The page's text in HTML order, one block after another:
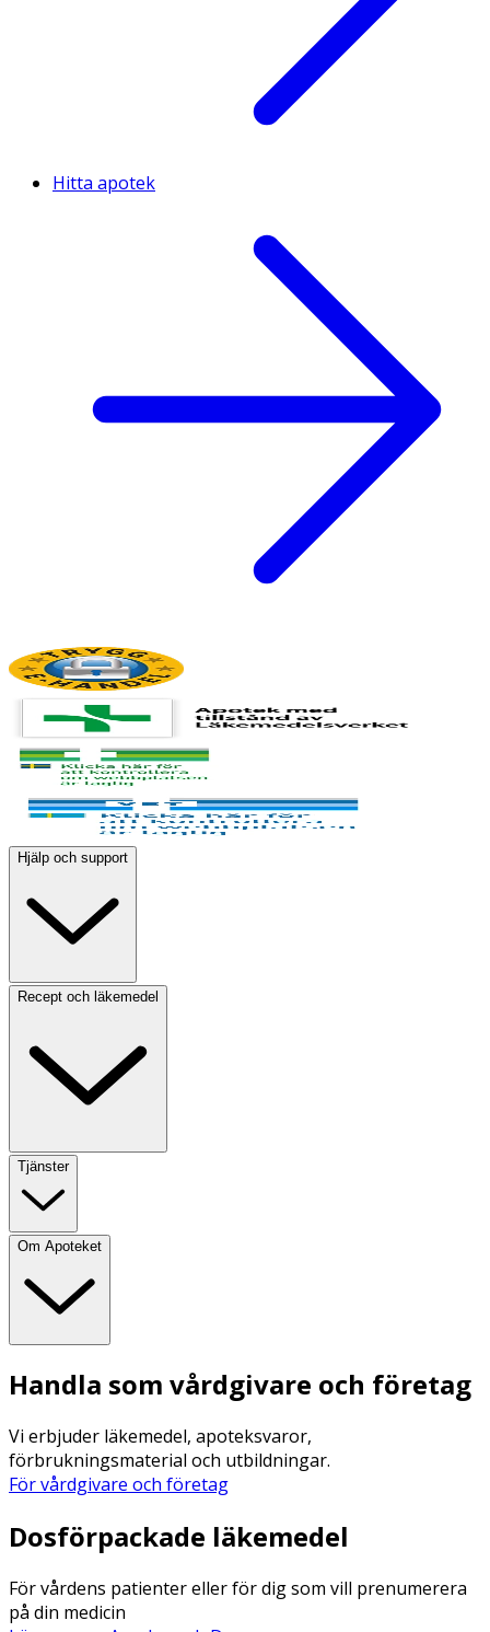
Hitta apotek
Hjälp och support
Recept och läkemedel
Tjänster
Om Apoteket
Handla som vårdgivare och företag
Vi erbjuder läkemedel, apoteksvaror,
förbrukningsmaterial och utbildningar.
För vårdgivare och företag
Dosförpackade läkemedel
För vårdens patienter eller för dig som vill prenumerera
på din medicin